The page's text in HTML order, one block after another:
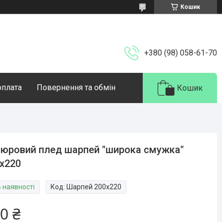
Кошик
+380 (98) 058-61-70
Повернення та обмін Кошик
плед шарпей "широка смужка"
наявності Код: Шарпей 200х220
₴